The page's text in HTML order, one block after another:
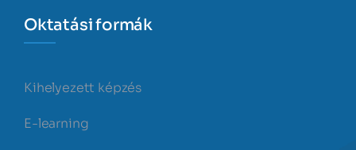
Oktatási formák
Kihelyezett képzés
E-learning